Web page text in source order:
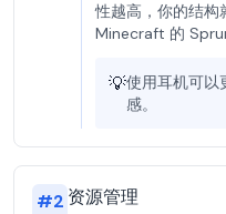
性越高，你的结构
Minecraft 的
💡使用耳机可以
感。
#2 资源管理